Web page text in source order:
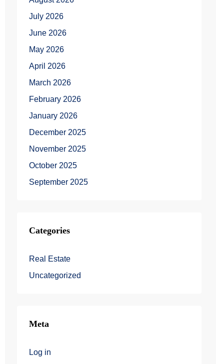
July 2026
June 2026
May 2026
April 2026
March 2026
February 2026
January 2026
December 2025
November 2025
October 2025
September 2025
Categories
Real Estate
Uncategorized
Meta
Log in